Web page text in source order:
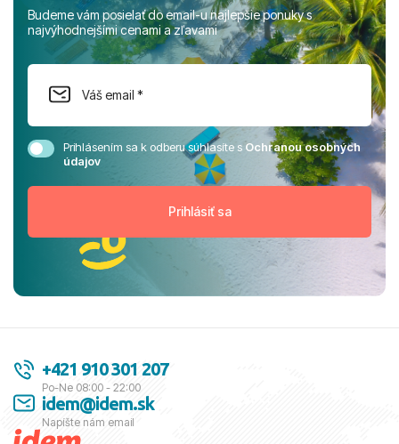
Budeme vám posielať do email-u najlepšie ponuky s
najvýhodnejšími cenami a zľavami
Prihlásením sa k odberu súhlasíte sOchranou osobných
údajov
+421 910 301 207
Po-Ne 08:00 - 22:00
idem@idem.sk
Napíšte nám email